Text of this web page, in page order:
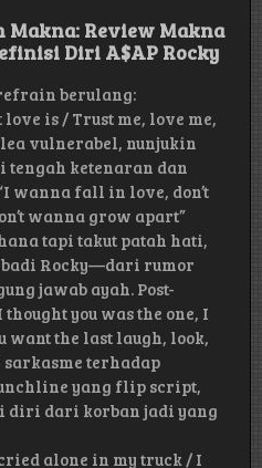
Review Makna
Diri A$AP Rocky
berulang:
is / Trust me, love me,
vulnerabel, nunjukin
tengah ketenaran dan
wanna fall in love, don’t
wanna grow apart”
tapi takut patah hati,
Rocky—dari rumor
jawab ayah. Post-
you was the one, I
want the last laugh, look,
sarkasme terhadap
yang flip script,
diri dari korban jadi yang
alone in my truck / I